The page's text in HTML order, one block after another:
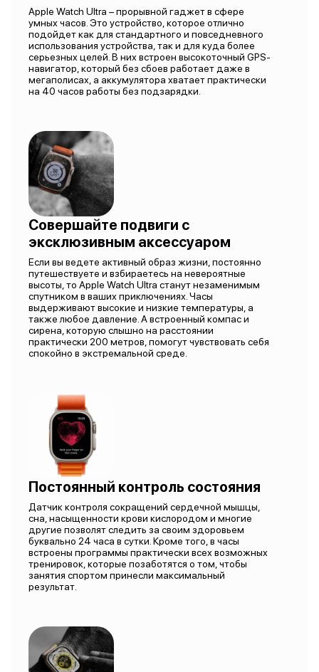
Apple Watch Ultra – прорывной гаджет в сфере
умных часов. Это устройство, которое отлично
подойдет как для стандартного и повседневного
использования устройства, так и для куда более
серьезных целей. В них встроен высокоточный GPS-
навигатор, который без сбоев работает даже в
мегаполисах, а аккумулятора хватает практически
на 40 часов работы без подзарядки.
Совершайте подвиги с
эксклюзивным аксессуаром
Если вы ведете активный образ жизни, постоянно
путешествуете и взбираетесь на невероятные
высоты, то Apple Watch Ultra станут незаменимым
спутником в ваших приключениях. Часы
выдерживают высокие и низкие температуры, а
также любое давление. А встроенный компас и
сирена, которую слышно на расстоянии
практически 200 метров, помогут чувствовать себя
спокойно в экстремальной среде.
Постоянный контроль состояния
Датчик контроля сокращений сердечной мышцы,
сна, насыщенности крови кислородом и многие
другие позволят следить за своим здоровьем
буквально 24 часа в сутки. Кроме того, в часы
встроены программы практически всех возможных
тренировок, которые позаботятся о том, чтобы
занятия спортом принесли максимальный
результат.